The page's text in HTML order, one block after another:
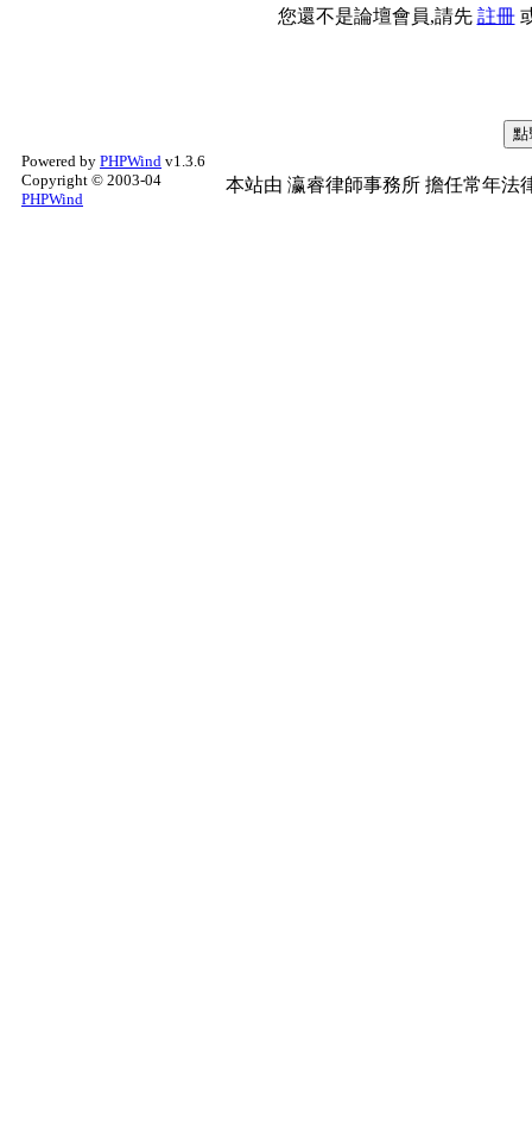
您還不是論壇會員,請先 註冊
Powered by PHPWind v1.3.6
Copyright © 2003-04
PHPWind
本站由 瀛睿律師事務所 擔任常年法